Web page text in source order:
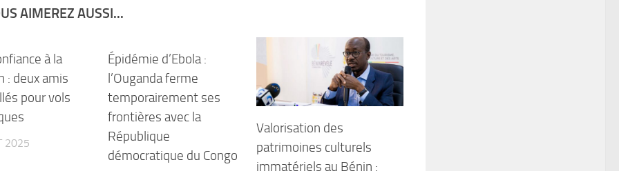
AIMEREZ AUSSI...
à la
: deux amis
pour vols
2025
Épidémie d’Ebola :
l’Ouganda ferme
temporairement ses
frontières avec la
République
démocratique du Congo
Valorisation des
patrimoines culturels
immatériels au Bénin :